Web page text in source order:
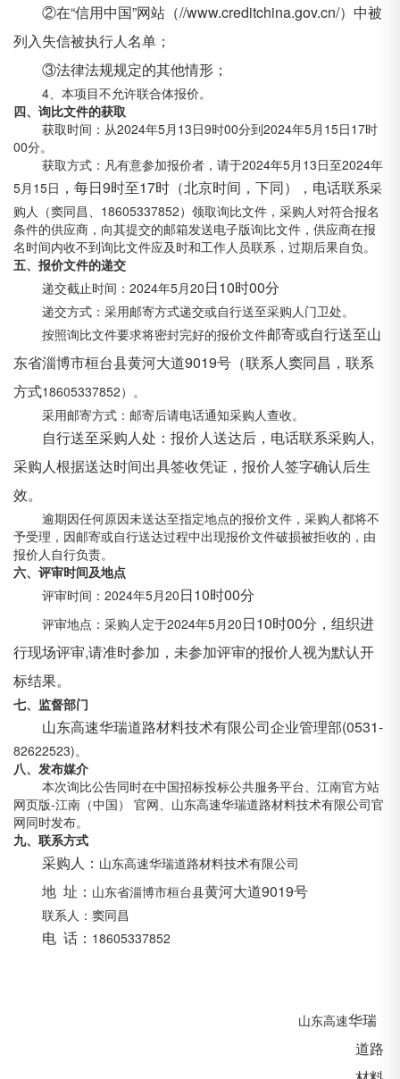
②在“信用中国”网站（//www.creditchina.gov.cn/）中被
列入失信被执行人名单；
③法律法规规定的其他情形；
4、本项目不允许联合体报价。
四、 询比文件的获取
获取时间：从2024年5月13日9时00分到2024年5月15日17时
00分。
获取方式：凡有意参加报价者，请于2024年5月13日至2024年
5月15日 ，每日9时至17时（北京时间，下同），电话联系采
购人（窦同昌、18605337852）领取询比文件 ，采购人对符合报名
条件的供应商，向其提交的邮箱发送电子版询比文件，供应商在报
名时间内收不到询比文件应及时和工作人员联系，过期后果自负。
五、报价文件的递交
递交截止时间：2024年5月20日10时00分
递交方式：采用邮寄方式递交或自行送至采购人门卫处。
按照询比文件要求将密封完好的报价文件邮寄或自行送至山
东省淄博市桓台县黄河大道9019号（联系人窦同昌，联系
方式18605337852）。
采用邮寄方式：邮寄后请电话通知采购人查收。
自行送至采购人处：报价人送达后，电话联系采购人,
采购人根据送达时间出具签收凭证，报价人签字确认后生
效。
逾期因任何原因未送达至指定地点的报价文件，采购人都将不
予受理，因邮寄或自行送达过程中出现报价文件破损被拒收的，由
报价人自行负责。
六、评审时间及地点
评审时间：2024年5月20日10时00分
评审地点：采购人定于2024年5月20日10时00分，组织进
行现场评审,请准时参加，未参加评审的报价人视为默认开
标结果。
七、监督部门
山东高速华瑞道路材料技术有限公司企业管理部(0531-
82622523)。
八、发布媒介
本次询比公告同时在中国招标投标公共服务平台、江南官方站
网页版-江南（中国） 官网、山东高速华瑞道路材料技术有限公司官
网同时发布。
九、联系方式
采购人： 山东高速华瑞道路材料技术有限公司
地 址： 山东省淄博市桓台县黄河大道9019号
联系人：窦同昌
电 话： 18605337852
山东高速华瑞
道路